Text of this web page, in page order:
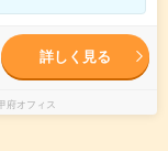
詳しく見る
府オフィス